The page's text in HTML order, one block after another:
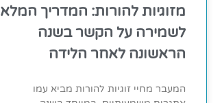
מזוגיות להורות: המדריך המלא
לשמירה על הקשר בשנה
הראשונה לאחר הלידה
המעבר מחיי זוגיות להורות מביא עמו